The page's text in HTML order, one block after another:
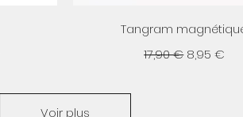
Aperçu rapide
Tangram
Prix original
17,90 € Prix
8,95 €
Voir plus